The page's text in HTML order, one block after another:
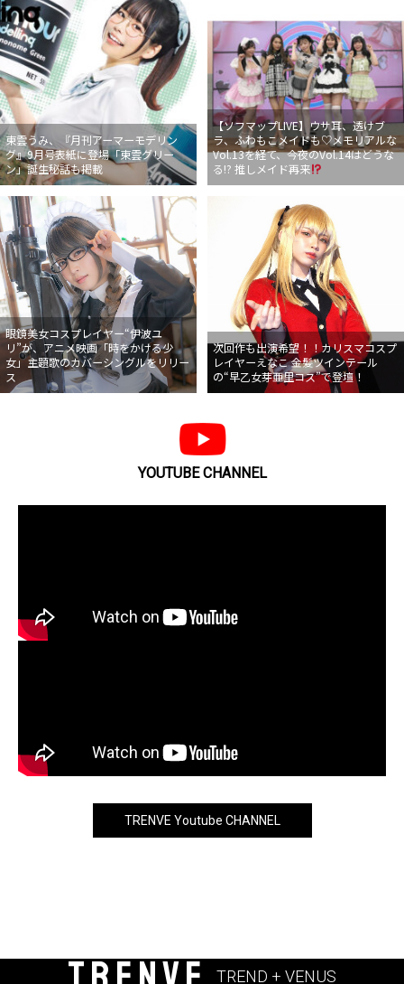
東雲うみ、『月刊アーマーモデリン
グ』9月号表紙に登場「東雲グリー
ン」誕生秘話も掲載
【ソフマップLIVE】ウサ耳、透けブ
ラ、ふわもこメイドも♡メモリアルな
Vol.13を経て、今夜のVol.14はどうな
る!? 推しメイド再来
眼鏡美女コスプレイヤー“伊波ユ
リ”が、アニメ映画「時をかける少
女」主題歌のカバーシングルをリリー
ス
次回作も出演希望！！カリスマコスプ
レイヤーえなこ 金髪ツインテール
の“早乙女芽亜里コス”で登壇！
YOUTUBE CHANNEL
TRENVE Youtube CHANNEL
TREND + VENUS